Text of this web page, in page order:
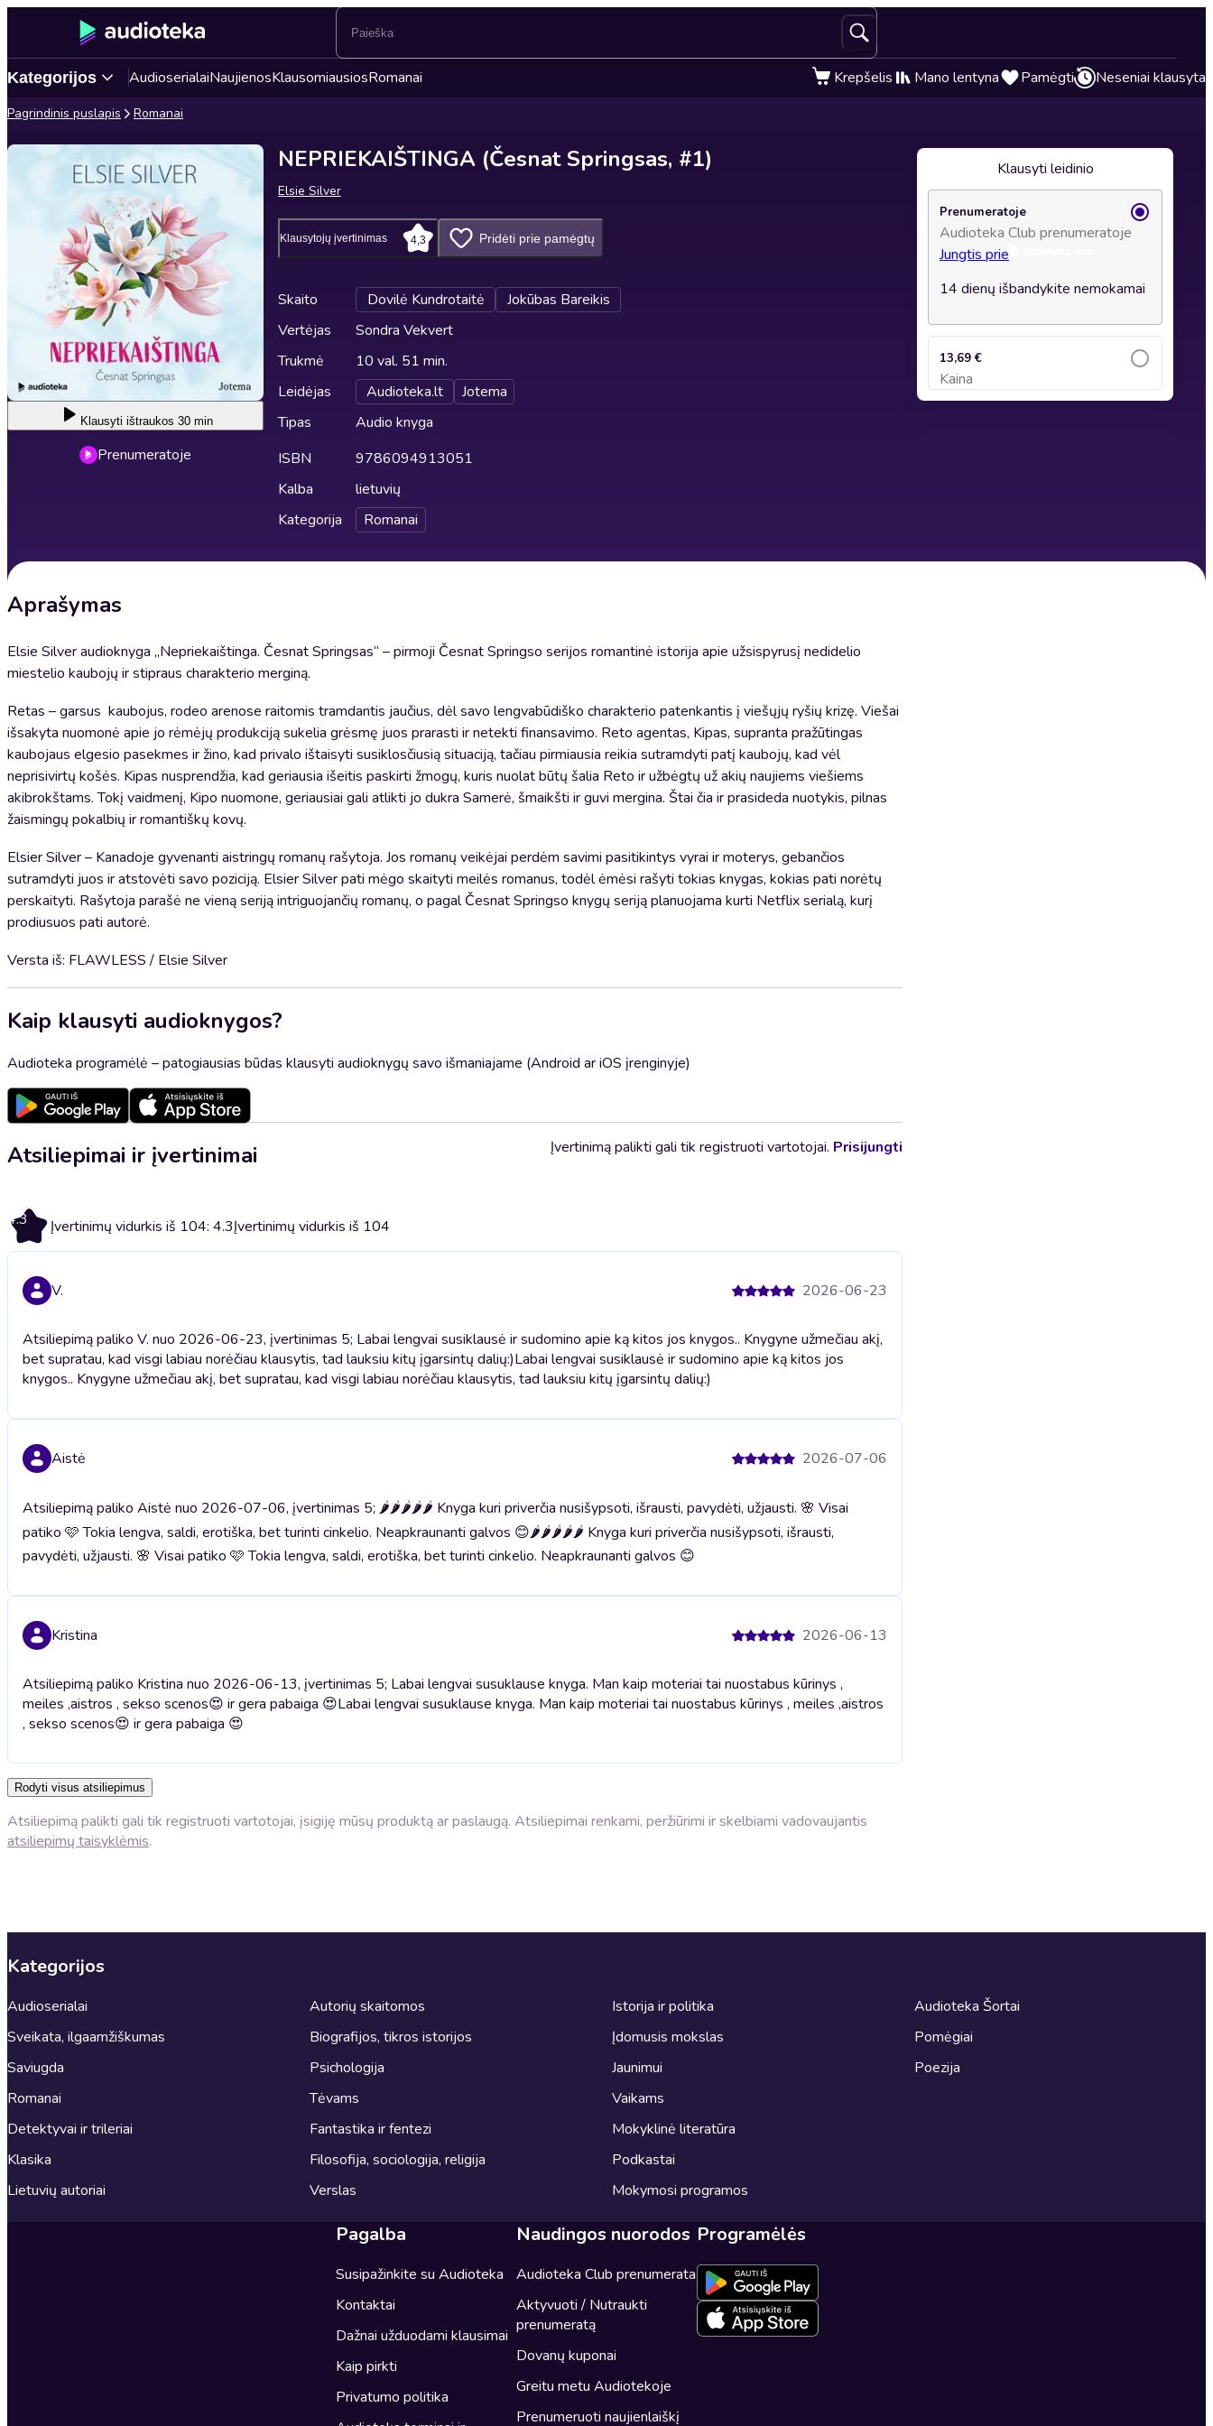
Kategorijos AudioserialaiNaujienosKlausomiausiosRomanai Krepšelis Mano lentyna Pamėgti Neseniai klausyta
Pagrindinis puslapis Romanai
Klausyti ištraukos 30 min
Prenumeratoje
NEPRIEKAIŠTINGA (Česnat Springsas, #1)
Elsie Silver
Klausytojų įvertinimas 4,3 Pridėti prie pamėgtų
Skaito Dovilė Kundrotaitė
Jokūbas Bareikis
Vertėjas
Sondra Vekvert
Trukmė
10 val. 51 min.
Leidėjas
Audioteka.lt
Jotema
Tipas
Audio knyga
ISBN
9786094913051
Kalba
lietuvių
Kategorija
Romanai
Aprašymas
Elsie Silver audioknyga „Nepriekaištinga. Česnat Springsas“ – pirmoji Česnat Springso serijos romantinė istorija apie užsispyrusį nedidelio
miestelio kaubojų ir stipraus charakterio merginą.
Retas – garsus kaubojus, rodeo arenose raitomis tramdantis jaučius, dėl savo lengvabūdiško charakterio patenkantis į viešųjų ryšių krizę. Viešai
išsakyta nuomonė apie jo rėmėjų produkciją sukelia grėsmę juos prarasti ir netekti finansavimo. Reto agentas, Kipas, supranta pražūtingas
kaubojaus elgesio pasekmes ir žino, kad privalo ištaisyti susiklosčiusią situaciją, tačiau pirmiausia reikia sutramdyti patį kaubojų, kad vėl
neprisivirtų košės. Kipas nusprendžia, kad geriausia išeitis paskirti žmogų, kuris nuolat būtų šalia Reto ir užbėgtų už akių naujiems viešiems
akibrokštams. Tokį vaidmenį, Kipo nuomone, geriausiai gali atlikti jo dukra Samerė, šmaikšti ir guvi mergina. Štai čia ir prasideda nuotykis, pilnas
žaismingų pokalbių ir romantiškų kovų.
Elsier Silver – Kanadoje gyvenanti aistringų romanų rašytoja. Jos romanų veikėjai perdėm savimi pasitikintys vyrai ir moterys, gebančios
sutramdyti juos ir atstovėti savo poziciją. Elsier Silver pati mėgo skaityti meilės romanus, todėl ėmėsi rašyti tokias knygas, kokias pati norėtų
perskaityti. Rašytoja parašė ne vieną seriją intriguojančių romanų, o pagal Česnat Springso knygų seriją planuojama kurti Netflix serialą, kurį
prodiusuos pati autorė.
Versta iš: FLAWLESS / Elsie Silver
Kaip klausyti audioknygos?
Audioteka programėlė – patogiausias būdas klausyti audioknygų savo išmaniajame (Android ar iOS įrenginyje)
Atsiliepimai ir įvertinimai
4.3 Įvertinimų vidurkis iš 104: 4.3Įvertinimų vidurkis iš 104
Įvertinimą palikti gali tik registruoti vartotojai. Prisijungti
V. 2026-06-23
Atsiliepimą paliko V. nuo 2026-06-23, įvertinimas 5; Labai lengvai susiklausė ir sudomino apie ką kitos jos knygos.. Knygyne užmečiau akį,
bet supratau, kad visgi labiau norėčiau klausytis, tad lauksiu kitų įgarsintų dalių:)Labai lengvai susiklausė ir sudomino apie ką kitos jos
knygos.. Knygyne užmečiau akį, bet supratau, kad visgi labiau norėčiau klausytis, tad lauksiu kitų įgarsintų dalių:)
Aistė 2026-07-06
Atsiliepimą paliko Aistė nuo 2026-07-06, įvertinimas 5; 🌶🌶🌶🌶🌶 Knyga kuri priverčia nusišypsoti, išrausti, pavydėti, užjausti. 🌸 Visai
patiko 🩷 Tokia lengva, saldi, erotiška, bet turinti cinkelio. Neapkraunanti galvos 😊🌶🌶🌶🌶🌶 Knyga kuri priverčia nusišypsoti, išrausti,
pavydėti, užjausti. 🌸 Visai patiko 🩷 Tokia lengva, saldi, erotiška, bet turinti cinkelio. Neapkraunanti galvos 😊
Kristina 2026-06-13
Atsiliepimą paliko Kristina nuo 2026-06-13, įvertinimas 5; Labai lengvai susuklause knyga. Man kaip moteriai tai nuostabus kūrinys ,
meiles ,aistros , sekso scenos😍 ir gera pabaiga 😍Labai lengvai susuklause knyga. Man kaip moteriai tai nuostabus kūrinys , meiles ,aistros
, sekso scenos😍 ir gera pabaiga 😍
Rodyti visus atsiliepimus
Atsiliepimą palikti gali tik registruoti vartotojai, įsigiję mūsų produktą ar paslaugą. Atsiliepimai renkami, peržiūrimi ir skelbiami vadovaujantis
atsiliepimų taisyklėmis.
Klausyti leidinio
Prenumeratoje
Audioteka Club prenumeratoje
Jungtis prie
14 dienų išbandykite nemokamai
13,69 €
Kaina Įsidėti į krepšelį
Kategorijos
Audioserialai
Sveikata, ilgaamžiškumas
Saviugda
Romanai
Detektyvai ir trileriai
Klasika
Lietuvių autoriai
Autorių skaitomos
Biografijos, tikros istorijos
Psichologija
Tėvams
Fantastika ir fentezi
Filosofija, sociologija, religija
Verslas
Istorija ir politika
Įdomusis mokslas
Jaunimui
Vaikams
Mokyklinė literatūra
Podkastai
Mokymosi programos
Audioteka Šortai
Pomėgiai
Poezija
Pagalba
Susipažinkite su Audioteka
Kontaktai
Dažnai užduodami klausimai
Kaip pirkti
Privatumo politika
Naudingos nuorodos
Audioteka Club prenumerata
Aktyvuoti / Nutraukti
prenumeratą
Dovanų kuponai
Greitu metu Audiotekoje
Prenumeruoti naujienlaiškį
Programėlės